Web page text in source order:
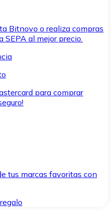
Bitnovo o realiza compras
SEPA al mejor precio.
para comprar
tus marcas favoritas con